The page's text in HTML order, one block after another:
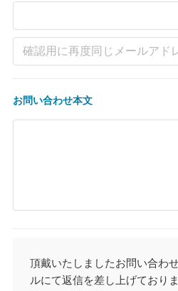
お問い合わせ本文
頂戴いたしましたお問い合わ
ルにて返信を差し上げており